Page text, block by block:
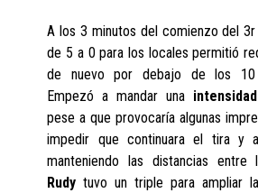
A los 3 minutos del comienzo del 3r
de 5 a 0 para los locales permitió
de nuevo por debajo de los 10
Empezó a mandar una
pese a que provocaría algunas
impedir que continuara el tira y
manteniendo las distancias entre
Rudytuvo un triple para ampliar